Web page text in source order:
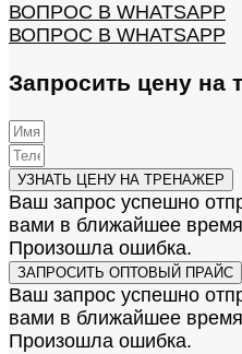
ВОПРОС В WHATSAPP
ВОПРОС В WHATSAPP
Запросить цену на
УЗНАТЬ ЦЕНУ НА ТРЕНАЖЕР
Ваш запрос успешно
вами в ближайшее время
Произошла ошибка.
ЗАПРОСИТЬ ОПТОВЫЙ ПРАЙС
Ваш запрос успешно
вами в ближайшее время
Произошла ошибка.